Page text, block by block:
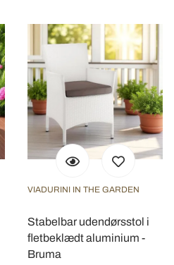
VIADURINI IN THE GARDEN
Stabelbar udendørsstol i
fletbeklædt aluminium -
Bruma